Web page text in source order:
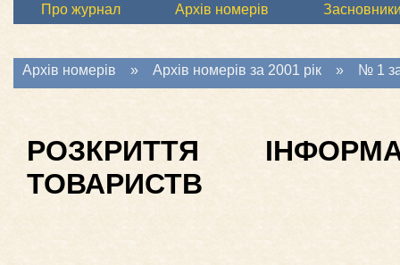
Про журнал Архів номерів
Архів номерів » Архів номерів за 2001 рік » № 1
РОЗКРИТТЯ
ТОВАРИСТВ